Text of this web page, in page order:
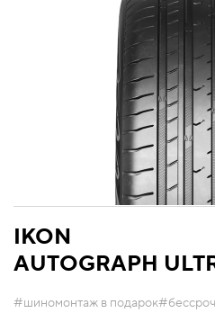
IKON
AUTOGRAPH
#шиномонтаж в подарок